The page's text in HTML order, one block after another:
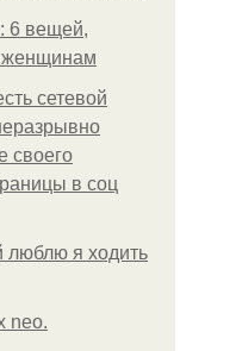
6 вещей,
женщинам
сетевой
своего
в соц
люблю я ходить
neo.